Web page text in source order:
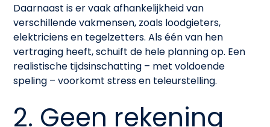
Daarnaast is er vaak afhankelijkheid van
verschillende vakmensen, zoals loodgieters,
elektriciens en tegelzetters. Als één van hen
vertraging heeft, schuift de hele planning op. Een
realistische tijdsinschatting – met voldoende
speling – voorkomt stress en teleurstelling.
2. Geen rekening